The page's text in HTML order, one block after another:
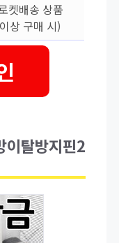
켓배송 상품
상 구매 시)
이탈방지핀2